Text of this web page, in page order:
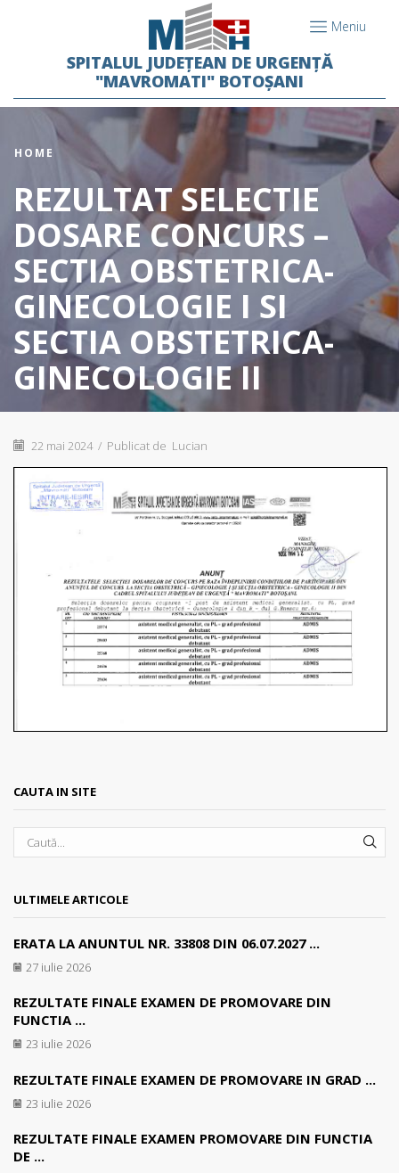
Meniu
SPITALUL JUDEȚEAN DE URGENȚĂ
"MAVROMATI" BOTOȘANI
HOME
REZULTAT SELECTIE
DOSARE CONCURS –
SECTIA OBSTETRICA-
GINECOLOGIE I SI
SECTIA OBSTETRICA-
GINECOLOGIE II
22 mai 2024 / Publicat de Lucian
CAUTA IN SITE
ULTIMELE ARTICOLE
ERATA LA ANUNTUL NR. 33808 DIN 06.07.2027 ...
27 iulie 2026
REZULTATE FINALE EXAMEN DE PROMOVARE DIN
FUNCTIA ...
23 iulie 2026
REZULTATE FINALE EXAMEN DE PROMOVARE IN GRAD ...
23 iulie 2026
REZULTATE FINALE EXAMEN PROMOVARE DIN FUNCTIA
DE ...